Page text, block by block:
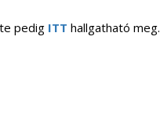
pedig ITT hallgatható meg.